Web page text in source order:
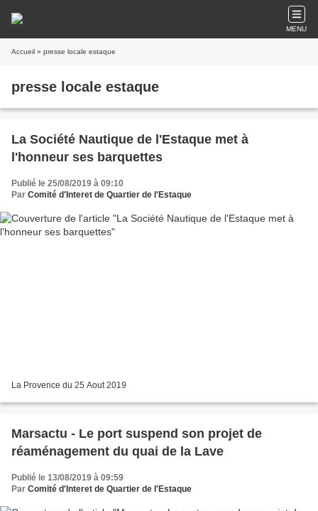
MENU
Accueil » presse locale estaque
presse locale estaque
La Société Nautique de l'Estaque met à
l'honneur ses barquettes
Publié le 25/08/2019 à 09:10
Par Comité d'Interet de Quartier de l'Estaque
La Provence du 25 Aout 2019
Marsactu - Le port suspend son projet de
réaménagement du quai de la Lave
Publié le 13/08/2019 à 09:59
Par Comité d'Interet de Quartier de l'Estaque